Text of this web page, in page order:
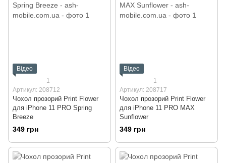
Відео
1
Артикул: 208712
Чохол прозорий Print Flower
для iPhone 11 PRO Spring
Breeze
349 грн
Відео
1
Артикул: 208717
Чохол прозорий Print Flower
для iPhone 11 PRO MAX
Sunflower
349 грн